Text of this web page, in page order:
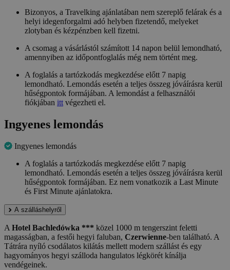
Bizonyos, a Travelking ajánlatában nem szereplő felárak és a
helyi idegenforgalmi adó helyben fizetendő, melyeket
zlotyban és kézpénzben kell fizetni.
A csomag a vásárlástól számított 14 napon belül lemondható,
amennyiben az időpontfoglalás még nem történt meg.
A foglalás a tartózkodás megkezdése előtt 7 napig
lemondható. Lemondás esetén a teljes összeg jóváírásra kerül
hűségpontok formájában. A lemondást a felhasználói
fiókjában ittvégezheti el.
Ingyenes lemondás
Ingyenes lemondás
A foglalás a tartózkodás megkezdése előtt 7 napig
lemondható. Lemondás esetén a teljes összeg jóváírásra kerül
hűségpontok formájában. Ez nem vonatkozik a Last Minute
és First Minute ajánlatokra.
A szálláshelyről
A Hotel Bachledówka *** közel 1000 m tengerszint feletti
magasságban, a festői hegyi faluban, Czerwienne-ben található. A
Tátrára nyíló csodálatos kilátás mellett modern szállást és egy
hagyományos hegyi szálloda hangulatos légkörét kínálja
vendégeinek.